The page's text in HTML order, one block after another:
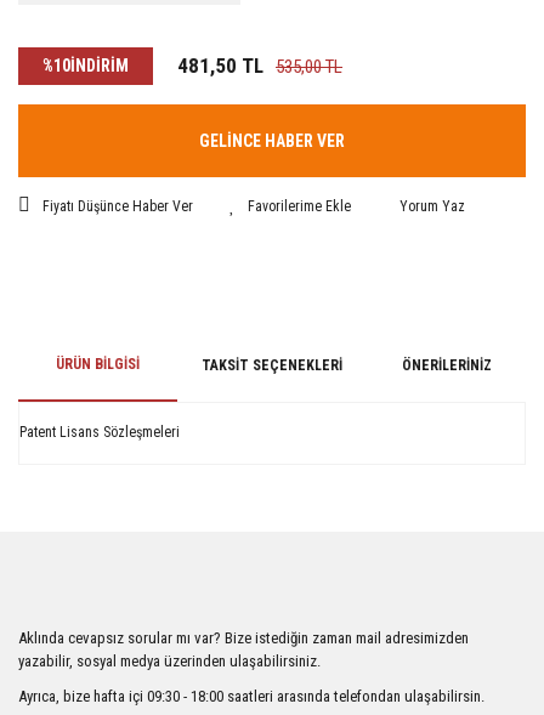
%10İNDİRİM 481,50 TL 535,00 TL
GELİNCE HABER VER
Fiyatı Düşünce Haber Ver Yorum Yaz
ÜRÜN BILGISI TAKSIT SEÇENEKLERI ÖNERILERINIZ
Patent Lisans Sözleşmeleri
Ürün açıklamasında eksik bilgiler bulunuyor.
Ürün bilgilerinde hatalar bulunuyor.
Aklında cevapsız sorular mı var? Bize istediğin zaman mail adresimizden
yazabilir, sosyal medya üzerinden ulaşabilirsiniz.
Ayrıca, bize hafta içi 09:30 - 18:00 saatleri arasında telefondan ulaşabilirsin.